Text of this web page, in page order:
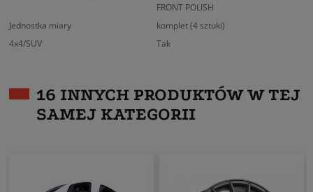
FRONT POLISH
Jednostka miary
komplet (4 sztuki)
4x4/SUV
Tak
16 INNYCH PRODUKTÓW W TEJ
SAMEJ KATEGORII